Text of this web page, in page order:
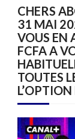
CHERS
31 MAI
VOUS EN
FCFA A
TOUTES